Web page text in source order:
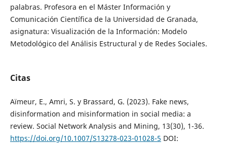
palabras. Profesora en el Máster Información y
Comunicación Científica de la Universidad de Granada,
asignatura: Visualización de la Información: Modelo
Metodológico del Análisis Estructural y de Redes Sociales.
Citas
Aïmeur, E., Amri, S. y Brassard, G. (2023). Fake news,
disinformation and misinformation in social media: a
review. Social Network Analysis and Mining, 13(30), 1-36.
https://doi.org/10.1007/S13278-023-01028-5 DOI: